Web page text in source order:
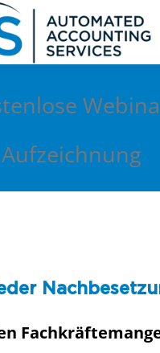
ÜBER UNS
Aufzeichnung